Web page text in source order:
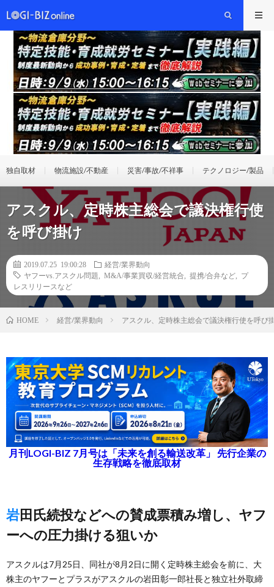
独自取材 物流施設/不動産 災害/事故/不祥事 テクノロジー/製品
アスクル、定時株主総会で議決権行使
を呼び掛け
2019.07.25 19:00:28
経営/業界動向
ヤフーvs.アスクル問題
M&A/事業買収/経営統合 提携/合弁など
プ
レスリリースなど
HOME 経営/業界動向 アスクル、定時株主総会で議決権行使を呼び
月刊LOGI-BIZ 7月号は「未来を創る輸送改革」 先行企業の
生存戦略を徹底取材
岩田氏続投などへの賛成票積み増し、ヤフ
ーへの圧力掛ける狙いか
アスクルは7月25日、同社が8月2日に開く定時株主総会を前に、大
株主のヤフーとプラスがアスクルの岩田彰一郎社長と独立社外取締